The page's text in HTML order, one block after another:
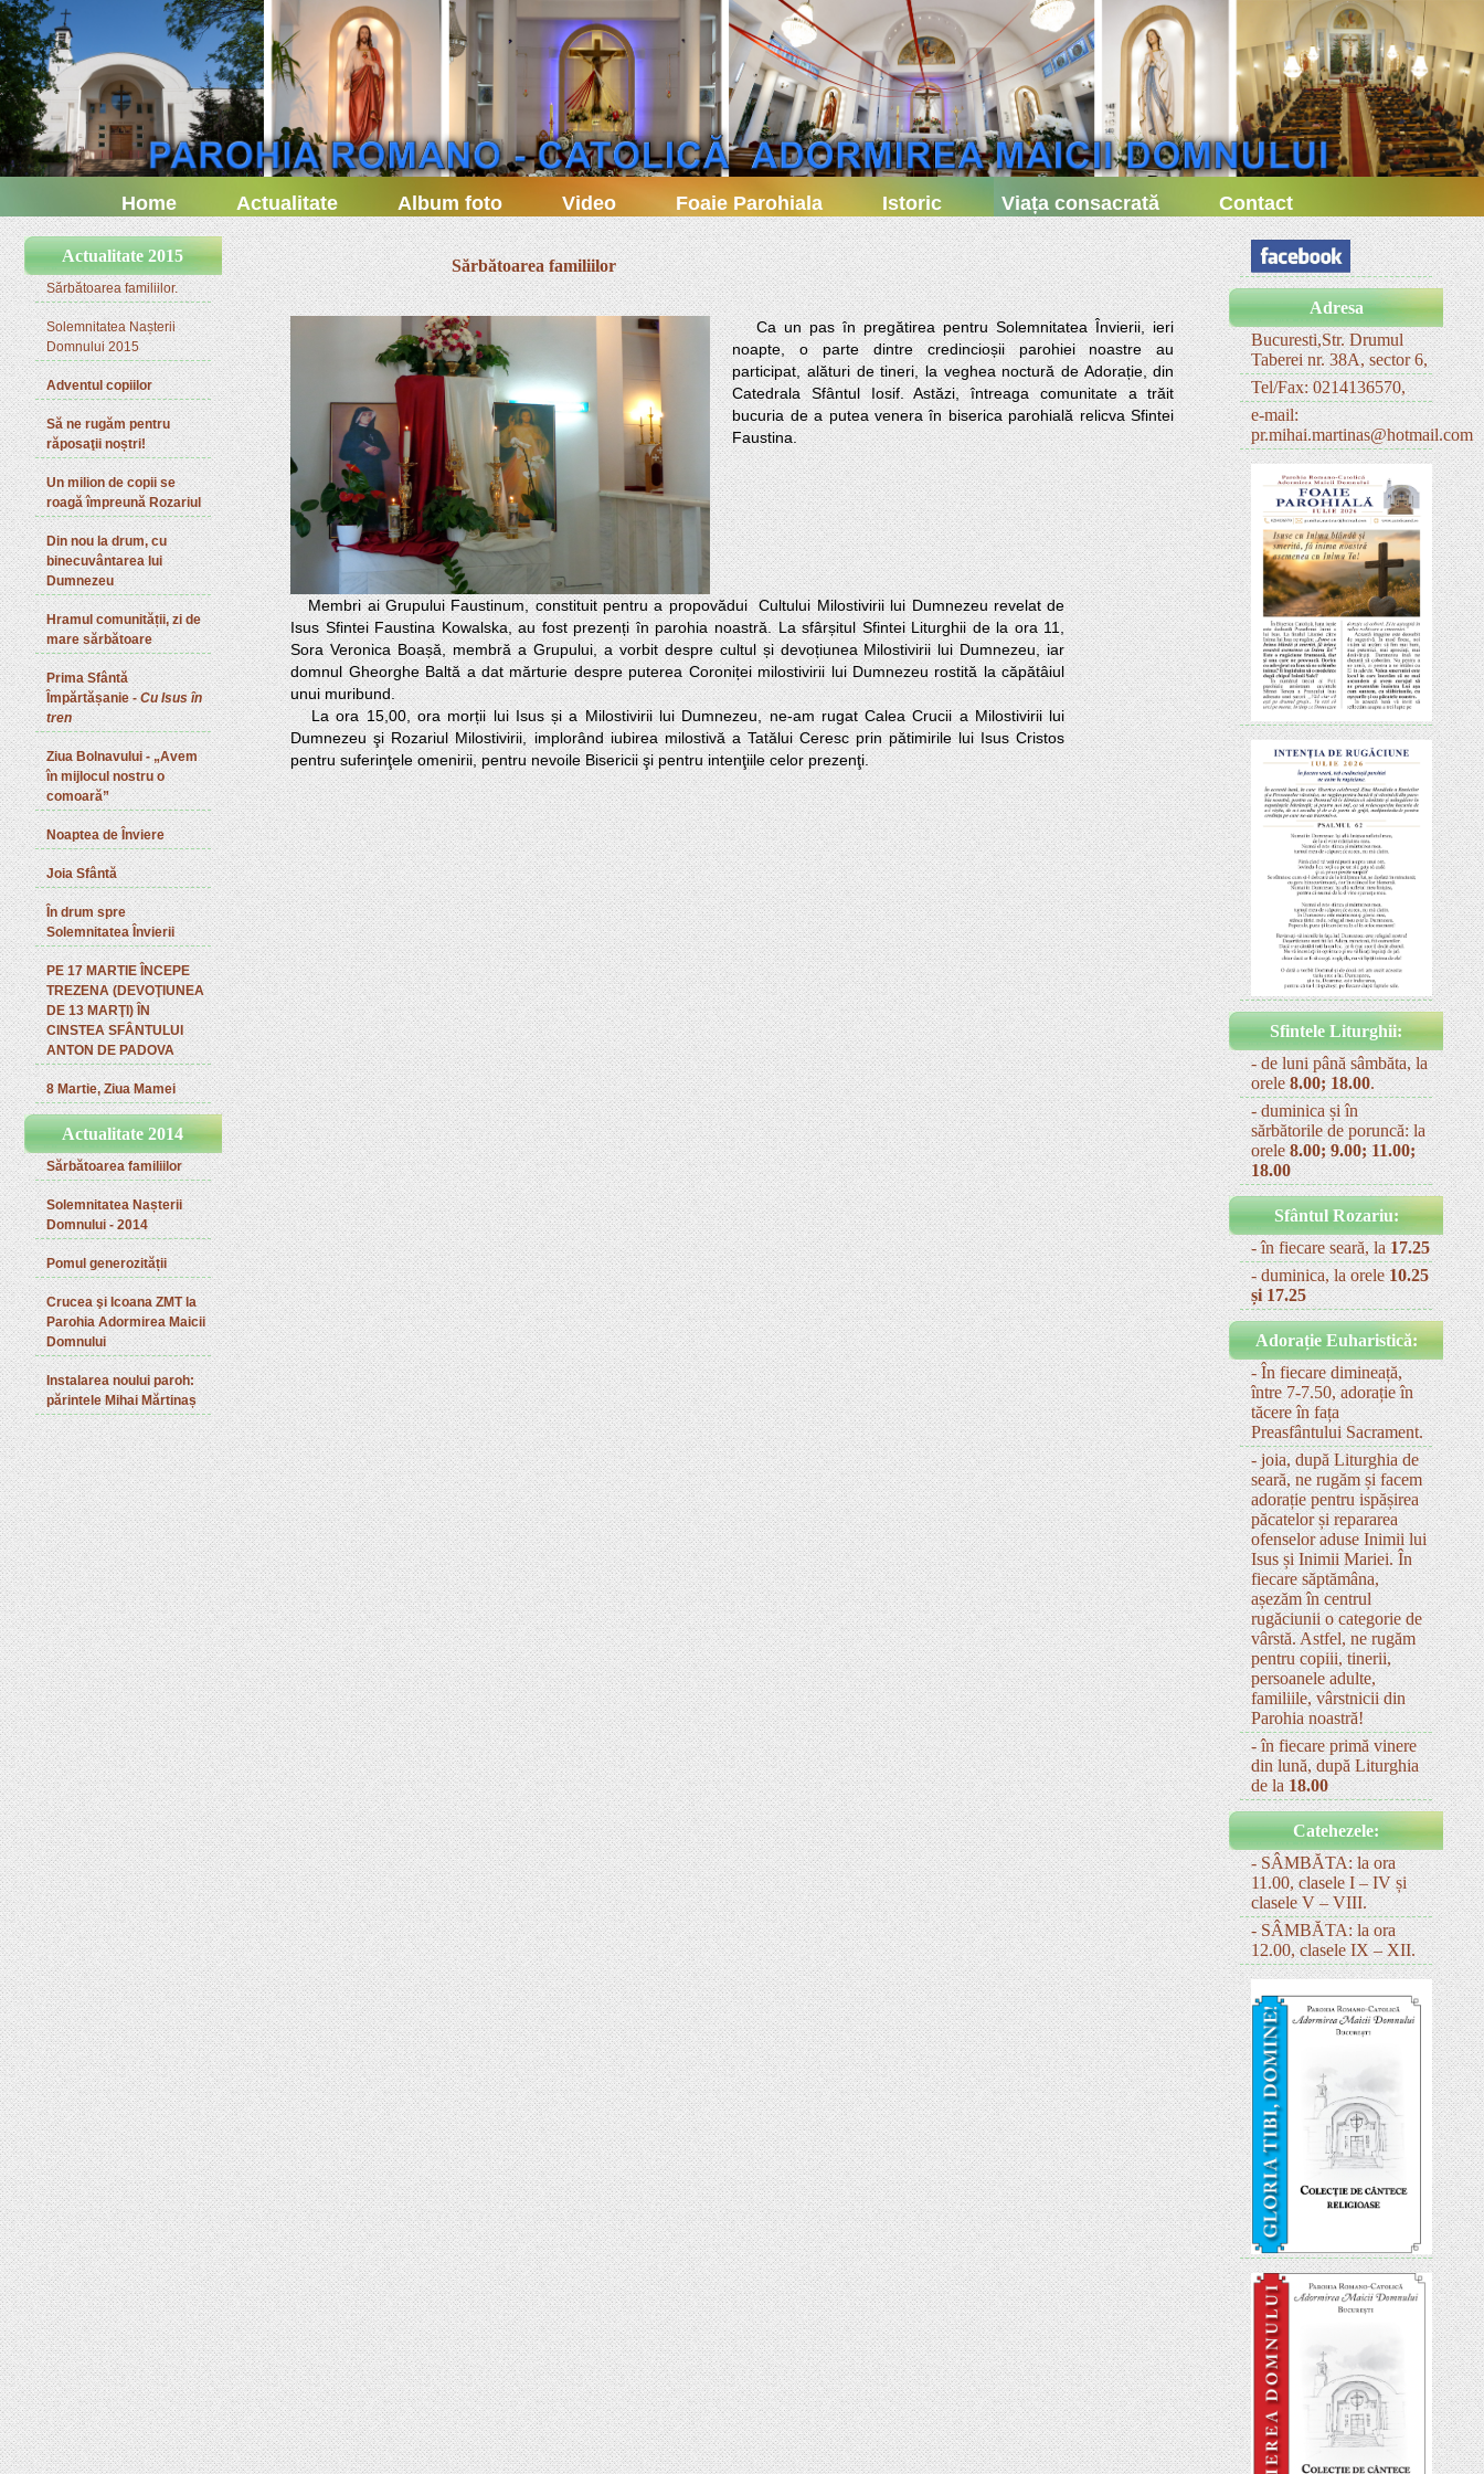
Home Actualitate Album foto Video Foaie Parohiala Istoric Viața consacrată Contact
Actualitate 2015
Sărbătoarea familiilor.
Solemnitatea Nașterii
Domnului 2015
Adventul copiilor
Să ne rugăm pentru
răposaţii noștri!
Un milion de copii se
roagă împreună Rozariul
Din nou la drum, cu
binecuvântarea lui
Dumnezeu
Hramul comunității, zi de
mare sărbătoare
Prima Sfântă
Împărtășanie -Cu Isus în
tren
Ziua Bolnavului - „Avem
în mijlocul nostru o
comoară”
Noaptea de Înviere
Joia Sfântă
În drum spre
Solemnitatea Învierii
PE 17 MARTIE ÎNCEPE
TREZENA (DEVOŢIUNEA
DE 13 MARŢI) ÎN
CINSTEA SFÂNTULUI
ANTON DE PADOVA
8 Martie, Ziua Mamei
Actualitate 2014
Sărbătoarea familiilor
Solemnitatea Nașterii
Domnului - 2014
Pomul generozității
Crucea şi Icoana ZMT la
Parohia Adormirea Maicii
Domnului
Instalarea noului paroh:
părintele Mihai Mărtinaș
Sărbătoarea familiilor
   Ca un pas în pregătirea pentru Solemnitatea Învierii, ieri
noapte, o parte dintre credincioșii parohiei noastre au
participat, alături de tineri, la veghea noctură de Adorație, din
Catedrala Sfântul Iosif. Astăzi, întreaga comunitate a trăit
bucuria de a putea venera în biserica parohială relicva Sfintei
Faustina.
   Membri ai Grupului Faustinum, constituit pentru a propovădui  Cultului Milostivirii lui Dumnezeu revelat de
Isus Sfintei Faustina Kowalska, au fost prezenți în parohia noastră. La sfârșitul Sfintei Liturghii de la ora 11,
Sora Veronica Boașă, membră a Grupului, a vorbit despre cultul și devoțiunea Milostivirii lui Dumnezeu, iar
domnul Gheorghe Baltă a dat mărturie despre puterea Coroniței milostivirii lui Dumnezeu rostită la căpătâiul
unui muribund.
   La ora 15,00, ora morții lui Isus și a Milostivirii lui Dumnezeu, ne-am rugat Calea Crucii a Milostivirii lui
Dumnezeu şi Rozariul Milostivirii, implorând iubirea milostivă a Tatălui Ceresc prin pătimirile lui Isus Cristos
Adresa
Bucuresti,Str. Drumul
Taberei nr. 38A, sector 6,
Tel/Fax: 0214136570,
e-mail:
pr.mihai.martinas@hotmail.com
Sfintele Liturghii:
- de luni până sâmbăta, la
orele8.00; 18.00.
- duminica și în
sărbătorile de poruncă: la
orele8.00; 9.00; 11.00;
18.00
Sfântul Rozariu:
- în fiecare seară, la17.25
- duminica, la orele10.25
și 17.25
Adorație Euharistică:
- În fiecare dimineață,
între 7-7.50, adorație în
tăcere în fața
Preasfântului Sacrament.
- joia, după Liturghia de
seară, ne rugăm și facem
adorație pentru ispășirea
păcatelor și repararea
ofenselor aduse Inimii lui
Isus și Inimii Mariei. În
fiecare săptămâna,
așezăm în centrul
rugăciunii o categorie de
vârstă. Astfel, ne rugăm
pentru copiii, tinerii,
persoanele adulte,
familiile, vârstnicii din
Parohia noastră!
- în fiecare primă vinere
din lună, după Liturghia
de la18.00
Catehezele:
- SÂMBĂTA: la ora
11.00, clasele I – IV și
clasele V – VIII.
- SÂMBĂTA: la ora
12.00, clasele IX – XII.